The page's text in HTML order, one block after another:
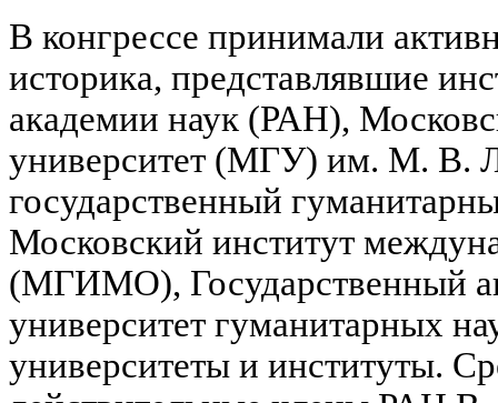
В конгрессе принимали
историка, представлявшие
академии наук (РАН),
университет (МГУ) им. М. В.
государственный
Московский институт
(МГИМО), Государственный
университет гуманитарных
университеты и институты.